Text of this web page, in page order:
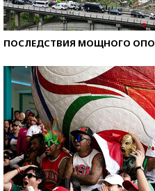
ПОСЛЕДСТВИЯ МОЩНОГО